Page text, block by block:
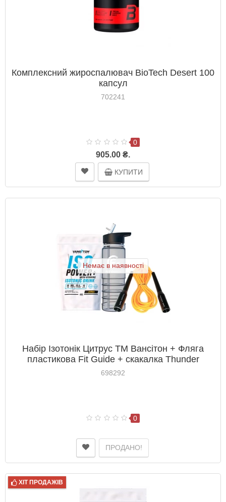
Комплексний жироспалювач BioTech Desert 100
капсул
702241
0
905.00 ₴.
КУПИТИ
Немає в наявності
Набір Ізотонік Цитрус ТМ Вансітон + Фляга
пластикова Fit Guide + скакалка Thunder
698292
0
ПРОДАНО!
ХІТ ПРОДАЖІВ